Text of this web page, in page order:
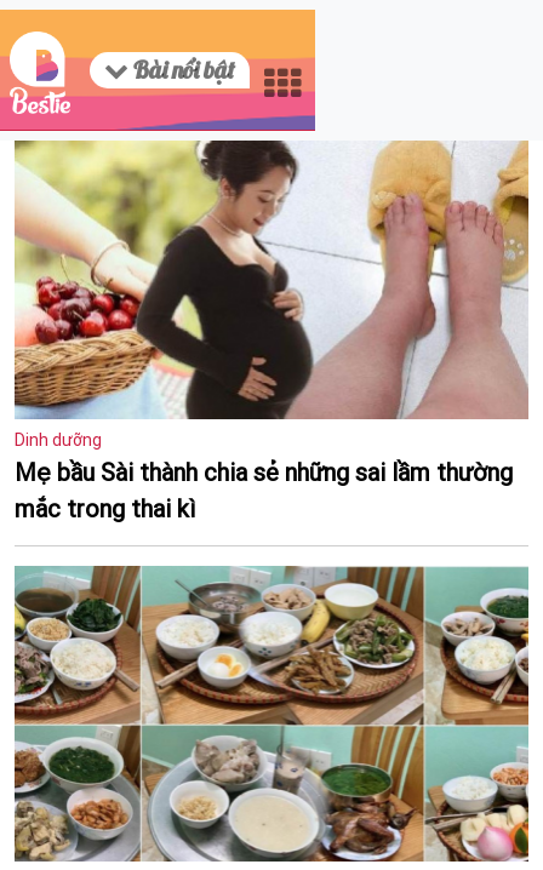
Bài nổi bật
Dinh dưỡng
Mẹ bầu Sài thành chia sẻ những sai lầm thường
mắc trong thai kì